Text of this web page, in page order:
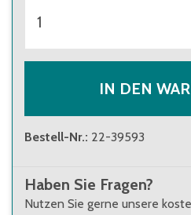
IN DEN
Bestell-Nr.: 22-39593
Haben Sie Fragen?
Nutzen Sie gerne unsere